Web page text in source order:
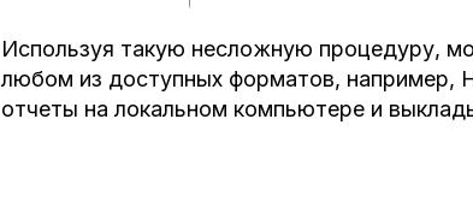
Используя такую несложную процедуру,
любом из доступных форматов, например,
отчеты на локальном компьютере и